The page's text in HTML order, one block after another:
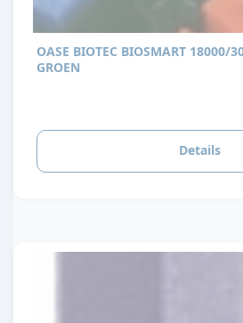
OASE BIOTEC BIOSMART 18000/
GROEN
Details